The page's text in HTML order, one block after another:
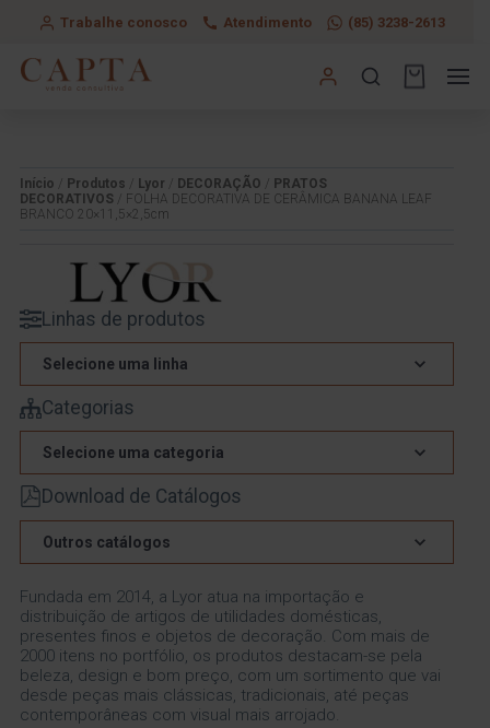
Trabalhe conosco Atendimento (85) 3238-2613
Início Produtos Lyor DECORAÇÃO
PRATOS
DECORATIVOS / FOLHA DECORATIVA DE CERÂMICA BANANA LEAF
BRANCO 20×11,5×2,5cm
Linhas de produtos
Selecione uma linha
Categorias
Selecione uma categoria
Download de Catálogos
Outros catálogos
Fundada em 2014, a Lyor atua na importação e
distribuição de artigos de utilidades domésticas,
presentes finos e objetos de decoração. Com mais de
2000 itens no portfólio, os produtos destacam-se pela
beleza, design e bom preço, com um sortimento que vai
desde peças mais clássicas, tradicionais, até peças
contemporâneas com visual mais arrojado.